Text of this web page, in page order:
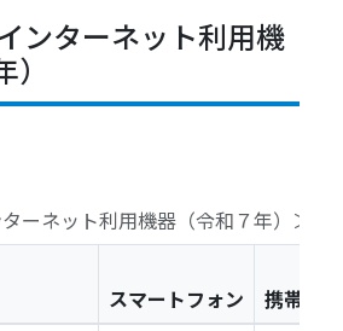
ンターネット利用機
ーネット利用機器（令和７年）＞
スマートフォン
携帯電話